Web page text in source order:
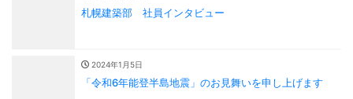
札幌建築部 社員インタビュー
2024年1月5日
「令和6年能登半島地震」のお見舞いを申し上げます